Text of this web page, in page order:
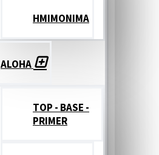
ΗΜΙΜΟΝΙΜΑ
ALOHA
TOP - BASE -
PRIMER